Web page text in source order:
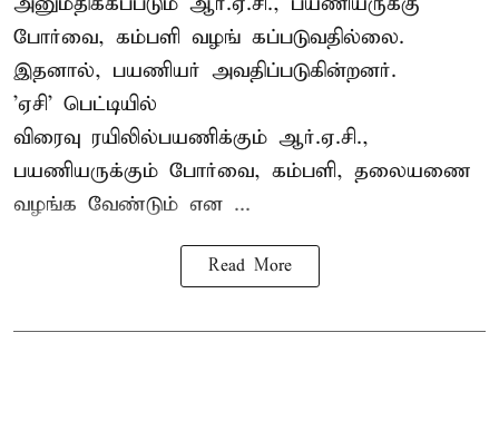
போர்வை, கம்பளி வழங் கப்படுவதில்லை.
இதனால், பயணியர் அவதிப்படுகின்றனர்.
'ஏசி' பெட்டியில்
விரைவு ரயிலில்பயணிக்கும் ஆர்.ஏ.சி.,
பயணியருக்கும் போர்வை, கம்பளி, தலையணை
வழங்க வேண்டும் என ...
Read More